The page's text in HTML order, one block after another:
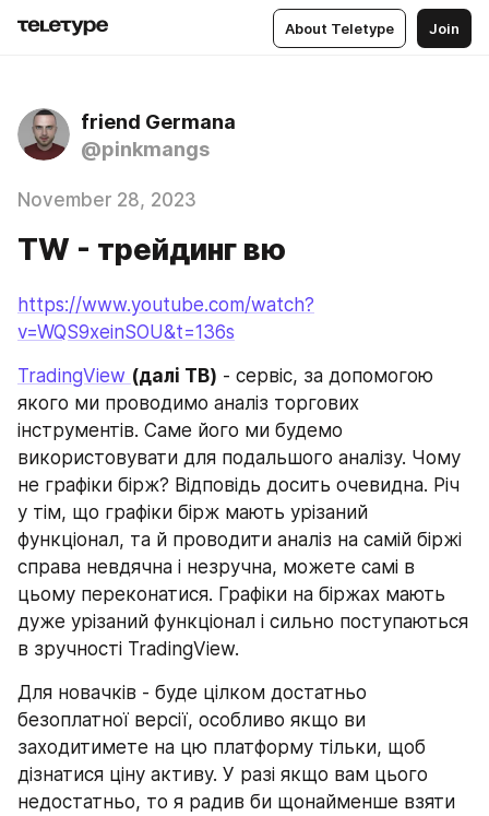
About Teletype Join
friend Germana
@pinkmangs
November 28, 2023
TW - трейдинг вю
https://www.youtube.com/watch?
v=WQS9xeinSOU&t=136s
TradingView (далі ТВ) - сервіс, за допомогою
якого ми проводимо аналіз торгових
інструментів. Саме його ми будемо
використовувати для подальшого аналізу. Чому
не графіки бірж? Відповідь досить очевидна. Річ
у тім, що графіки бірж мають урізаний
функціонал, та й проводити аналіз на самій біржі
справа невдячна і незручна, можете самі в
цьому переконатися. Графіки на біржах мають
дуже урізаний функціонал і сильно поступаються
в зручності TradingView.
Для новачків - буде цілком достатньо
безоплатної версії, особливо якщо ви
заходитимете на цю платформу тільки, щоб
дізнатися ціну активу. У разі якщо вам цього
недостатньо, то я радив би щонайменше взяти